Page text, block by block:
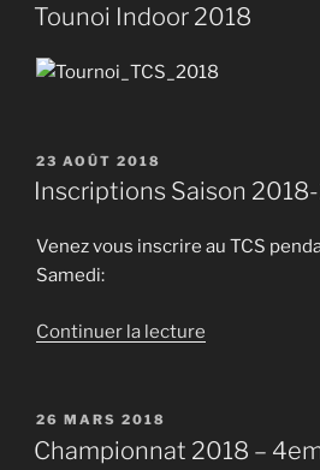
LE
Tounoi Indoor 2018
PUBLIÉ
LE
23 AOÛT 2018
Inscriptions Saison
Venez vous inscrire au TCS
Samedi:
Continuer la lecture
2019 »
PUBLIÉ
LE
26 MARS 2018
Championnat 2018 –